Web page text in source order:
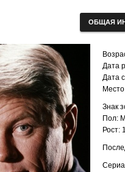
ОБЩАЯ
Дата
Дата
Знак
Пол:
Рост: